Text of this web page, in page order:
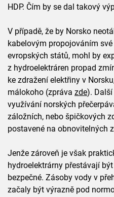
HDP. Čím by se dal takový
V případě, že by Norsko
kabelovým propojováním
evropských států, mohl by
z hydroelektráren propad
ke zdražení elektřiny v
málokoho (zpráva zde).
využívání norských
záložních, nebo špičkových
postavené na obnovitelných
Jenže zároveň je však
hydroelektrárny přestávají
bezpečné. Zásoby vody v
začaly být výrazně pod